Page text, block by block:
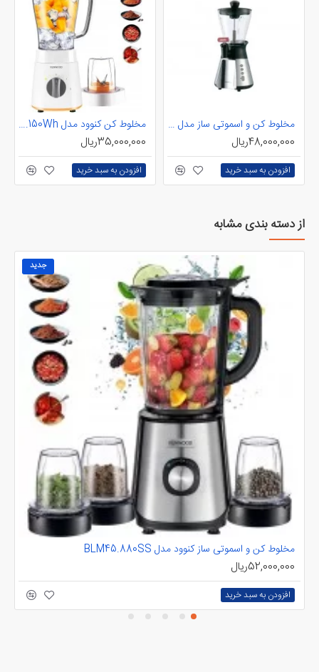
مخلوط کن و اسموتی ساز مدل SB277 کنوود
48,000,000ریال
افزودن به سبد خرید
مخلوط کن کنوود مدل BLP15.150Wh
35,000,000ریال
افزودن به سبد خرید
از دسته بندی مشابه
جدید
مخلوط کن و اسموتی ساز کنوود مدل BLM45.880SS
52,000,000ریال
افزودن به سبد خرید